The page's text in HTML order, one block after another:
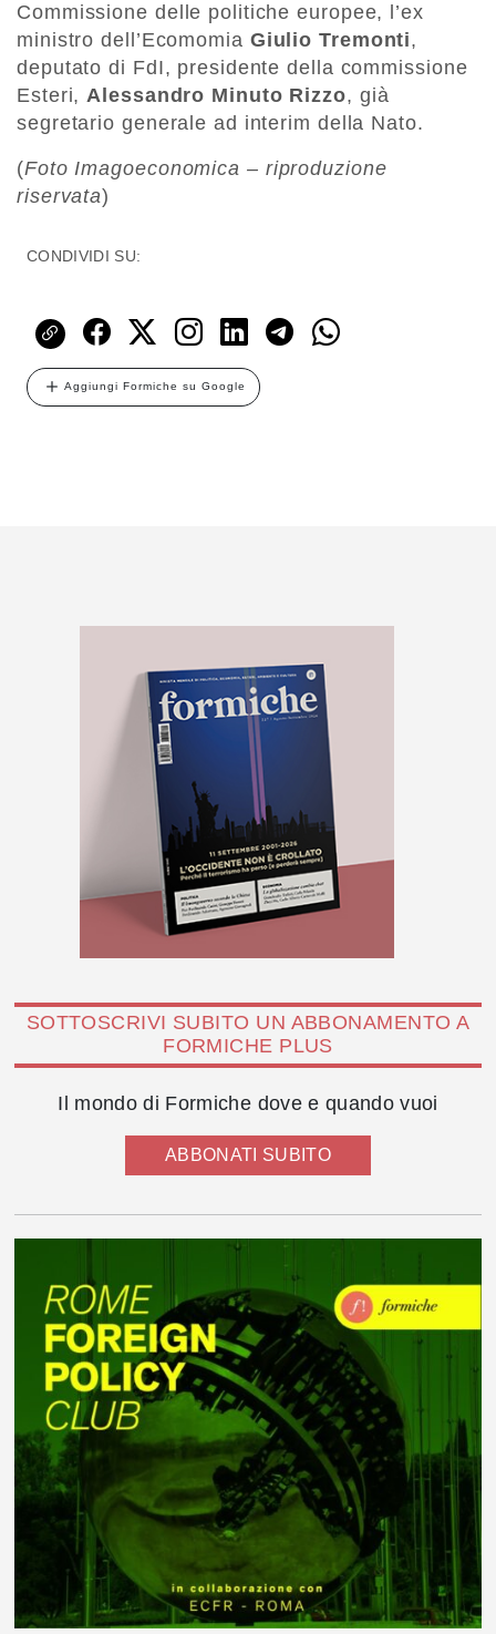
Commissione delle politiche europee, l’ex
ministro dell’Ecomomia Giulio Tremonti,
deputato di FdI, presidente della commissione
Esteri,Alessandro Minuto Rizzo, già
segretario generale ad interim della Nato.
(Foto Imagoeconomica – riproduzione
riservata)
CONDIVIDI SU:
Aggiungi Formiche su Google
SOTTOSCRIVI SUBITO UN ABBONAMENTO A
FORMICHE PLUS
Il mondo di Formiche dove e quando vuoi
ABBONATI SUBITO